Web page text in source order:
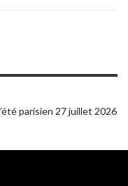
parisien 27 juillet 2026